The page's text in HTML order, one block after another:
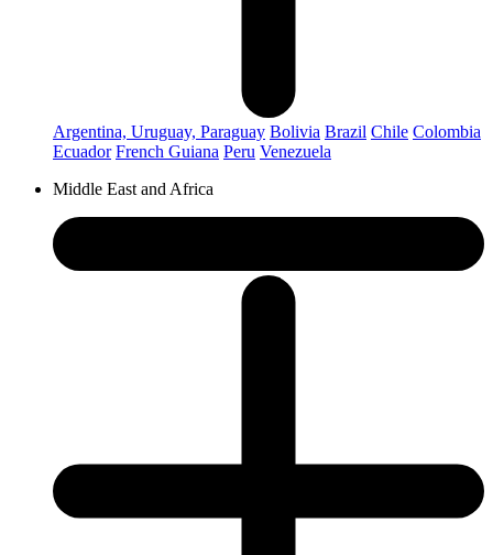
Argentina, Uruguay, Paraguay Bolivia Brazil Chile Colombia
Ecuador French Guiana Peru Venezuela
Middle East and Africa